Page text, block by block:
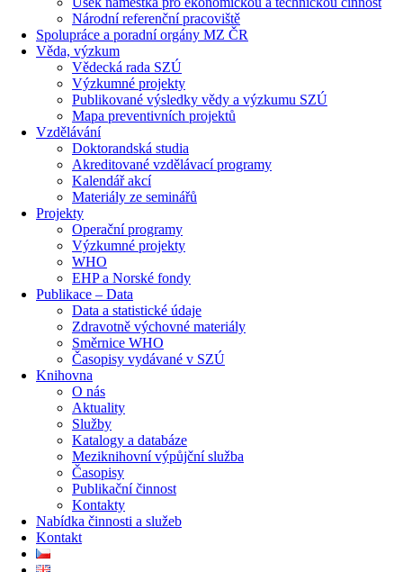
Národní referenční pracoviště
Spolupráce a poradní orgány MZ ČR
Věda, výzkum
Vědecká rada SZÚ
Výzkumné projekty
Publikované výsledky vědy a výzkumu SZÚ
Mapa preventivních projektů
Vzdělávání
Doktorandská studia
Akreditované vzdělávací programy
Kalendář akcí
Materiály ze seminářů
Projekty
Operační programy
Výzkumné projekty
WHO
EHP a Norské fondy
Publikace – Data
Data a statistické údaje
Zdravotně výchovné materiály
Směrnice WHO
Časopisy vydávané v SZÚ
Knihovna
O nás
Aktuality
Služby
Katalogy a databáze
Meziknihovní výpůjční služba
Časopisy
Publikační činnost
Kontakty
Nabídka činnosti a služeb
Kontakt